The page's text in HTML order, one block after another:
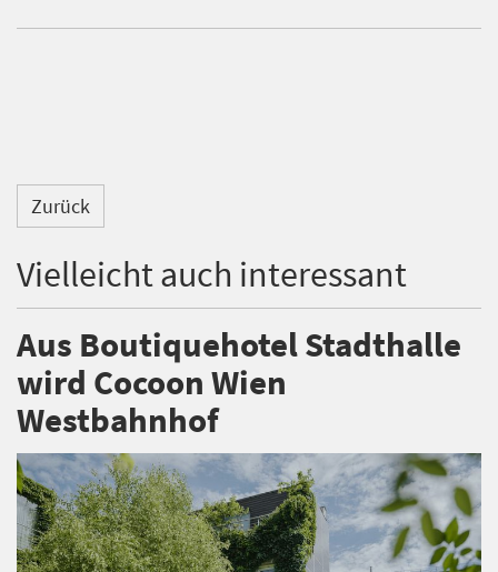
Zurück
Vielleicht auch interessant
Aus Boutiquehotel Stadthalle
wird Cocoon Wien
Westbahnhof